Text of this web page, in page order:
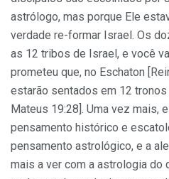
astrólogo, mas porque Ele
verdade re-formar Israel. Os
as 12 tribos de Israel, e você
prometeu que, no Eschaton
estarão sentados em 12
Mateus 19:28]. Uma vez mais,
pensamento histórico e
pensamento astrológico, e a
mais a ver com a astrologia do